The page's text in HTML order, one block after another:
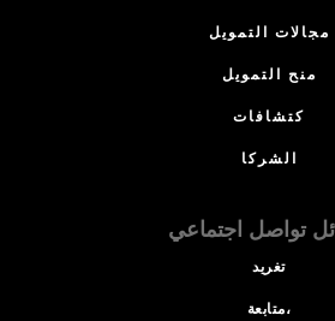
مجالات التمويل
منح التمويل
كتشافات
الشركا
تواصل اجتماعي
تغريد
متابعة،